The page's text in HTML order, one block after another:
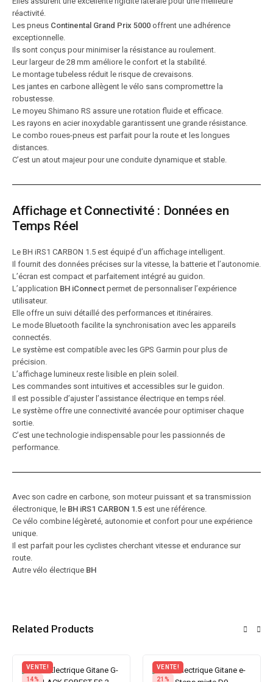
réactivité.
Les pneus Continental Grand Prix 5000 offrent une adhérence
exceptionnelle.
Ils sont conçus pour minimiser la résistance au roulement.
Leur largeur de 28 mm améliore le confort et la stabilité.
Le montage tubeless réduit le risque de crevaisons.
Les jantes en carbone allègent le vélo sans compromettre la
robustesse.
Le moyeu Shimano RS assure une rotation fluide et efficace.
Les rayons en acier inoxydable garantissent une grande résistance.
Le combo roues-pneus est parfait pour la route et les longues
distances.
C’est un atout majeur pour une conduite dynamique et stable.
Affichage et Connectivité : Données en
Temps Réel
Le BH iRS1 CARBON 1.5 est équipé d’un affichage intelligent.
Il fournit des données précises sur la vitesse, la batterie et l’autonomie.
L’écran est compact et parfaitement intégré au guidon.
L’application BH iConnect permet de personnaliser l’expérience
utilisateur.
Elle offre un suivi détaillé des performances et itinéraires.
Le mode Bluetooth facilite la synchronisation avec les appareils
connectés.
Le système est compatible avec les GPS Garmin pour plus de
précision.
L’affichage lumineux reste lisible en plein soleil.
Les commandes sont intuitives et accessibles sur le guidon.
Il est possible d’ajuster l’assistance électrique en temps réel.
Le système offre une connectivité avancée pour optimiser chaque
sortie.
C’est une technologie indispensable pour les passionnés de
performance.
Avec son cadre en carbone, son moteur puissant et sa transmission
électronique, le BH iRS1 CARBON 1.5 est une référence.
Ce vélo combine légèreté, autonomie et confort pour une expérience
unique.
Il est parfait pour les cyclistes cherchant vitesse et endurance sur
route.
Autre vélo électrique BH
Related Products
VENTE!
14%
VENTE!
21%